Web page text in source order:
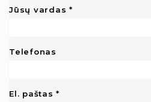
Jūsų vardas
Telefonas
El. paštas